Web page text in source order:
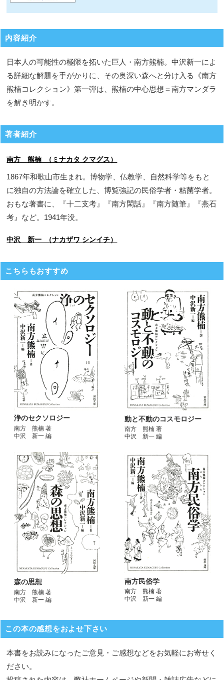
内容紹介
日本人の可能性の極限を拓いた巨人・南方熊楠。中沢新一によ
る詳細な解題を手がかりに、その奥深い森へと分け入る《南方
熊楠コレクション》第一弾は、熊楠の中心思想＝南方マンダラ
を解き明かす。
著者紹介
南方 熊楠 （ミナカタ クマグス）
1867年和歌山市生まれ。博物学、仏教学、自然科学等をもと
に独自の方法論を確立した、博覧強記の民俗学者・粘菌学者。
おもな著書に、『十二支考』『南方閑話』『南方随筆』『燕石
考』など。1941年没。
中沢 新一 （ナカザワ シンイチ）
こちらもおすすめ
浄のセクソロジー
南方 熊楠 著
中沢 新一 編
動と不動のコスモロジー
南方 熊楠 著
中沢 新一 編
森の思想
南方 熊楠 著
中沢 新一 編
南方民俗学
南方 熊楠 著
中沢 新一 編
この本の感想をおよせ下さい
本書をお読みになったご意見・ご感想などをお気軽にお寄せく
ださい。